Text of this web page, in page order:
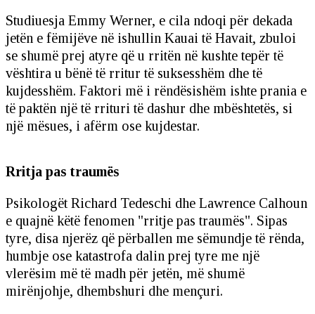
Studiuesja Emmy Werner, e cila ndoqi për dekada
jetën e fëmijëve në ishullin Kauai të Havait, zbuloi
se shumë prej atyre që u rritën në kushte tepër të
vështira u bënë të rritur të suksesshëm dhe të
kujdesshëm. Faktori më i rëndësishëm ishte prania e
të paktën një të rrituri të dashur dhe mbështetës, si
një mësues, i afërm ose kujdestar.
Rritja pas traumës
Psikologët Richard Tedeschi dhe Lawrence Calhoun
e quajnë këtë fenomen "rritje pas traumës". Sipas
tyre, disa njerëz që përballen me sëmundje të rënda,
humbje ose katastrofa dalin prej tyre me një
vlerësim më të madh për jetën, më shumë
mirënjohje, dhembshuri dhe mençuri.